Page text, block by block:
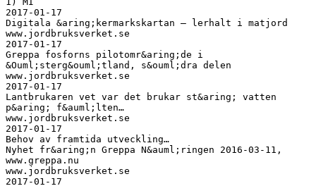
2017-01-17
Digitala &aring;kermarkskartan – lerhalt i matjord
www.jordbruksverket.se
2017-01-17
Greppa fosforns pilotomr&aring;de i
&Ouml;sterg&ouml;tland, s&ouml;dra delen
www.jordbruksverket.se
2017-01-17
Lantbrukaren vet var det brukar st&aring; vatten
p&aring; f&auml;lten…
www.jordbruksverket.se
2017-01-17
Behov av framtida utveckling…
Nyhet fr&aring;n Greppa N&auml;ringen 2016-03-11,
www.greppa.nu
www.jordbruksverket.se
2017-01-17